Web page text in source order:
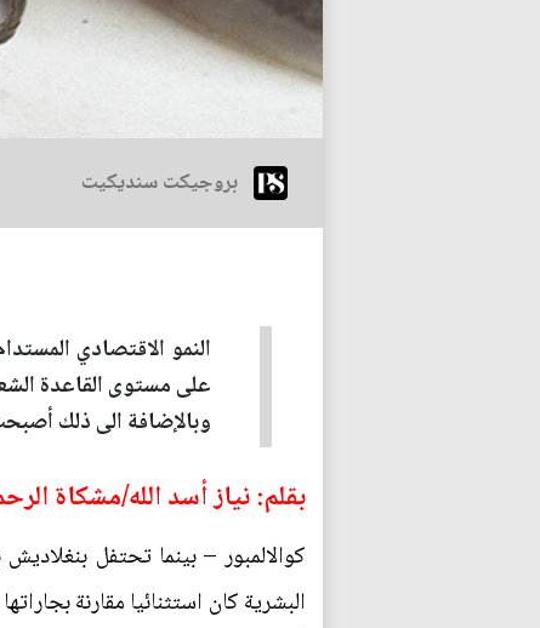
بروجيكت سنديكيت
النمو الاقتصادي
على مستوى القاعدة
وبالإضافة الى ذلك
بقلم: نياز أسد الله/مشكاة
كوالالمبور – بينما تحتفل
البشرية كان استثنائيا مقارنة